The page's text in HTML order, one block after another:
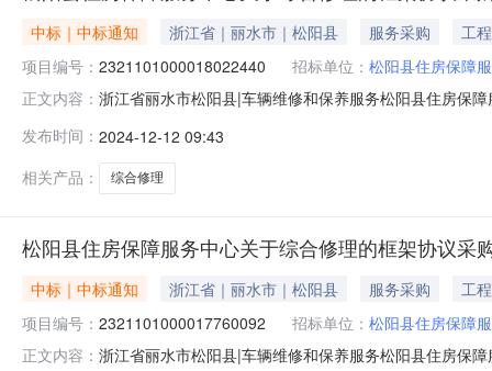
中标｜中标通知 浙江省｜丽水市｜松阳县 服务采购
工程
项目编号： 2321101000018022440 招标单位： 松阳县住房保障
正文内容： 浙江省丽水市松阳县|车辆维修和保养服务松阳县住房保
信息：序号采购计划文号信息采购计划金额1[2024]2398
发布时间： 2024-12-12 09:43
相关产品：
综合修理
松阳县住房保障服务中心关于综合修理的框架协议采
中标｜中标通知 浙江省｜丽水市｜松阳县 服务采购
工程
项目编号： 2321101000017760092 招标单位： 松阳县住房保障
正文内容： 浙江省丽水市松阳县|车辆维修和保养服务松阳县住房保